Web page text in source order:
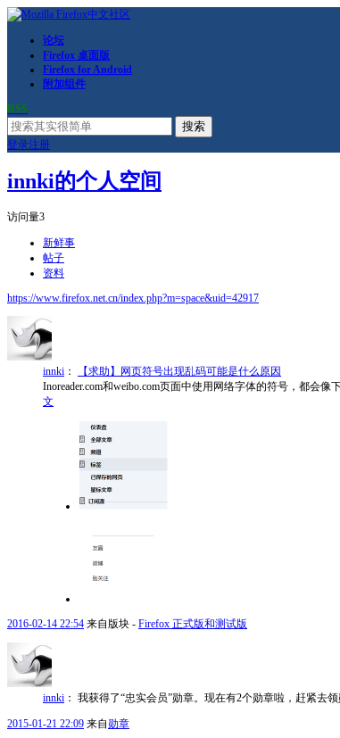
论坛
Firefox 桌面版
Firefox for Android
附加组件
RSS
搜索
登录注册
innki的个人空间
访问量3
新鲜事
帖子
资料
https://www.firefox.net.cn/index.php?m=space&uid=42917
innki ：
【求助】网页符号出现乱码可能是什么原因
Inoreader.com和weibo.com页面中使用网络字体的符号，都会
文
2016-02-14 22:54 来自版块 - Firefox 正式版和测试版
innki ： 我获得了“忠实会员”勋章。现在有2个勋章啦，赶紧去领
2015-01-21 22:09 来自 勋章